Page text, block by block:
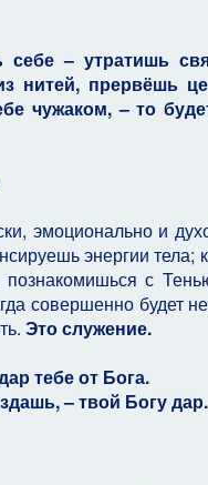
– утратишь
нитей, прервёшь
чужаком, – то
эмоционально и
энергии
с
совершенно будет
Это служение.
тебе от Бога.
– твой Богу дар.